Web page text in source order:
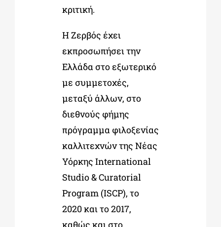
κριτική.
Η Ζερβός έχει
εκπροσωπήσει την
Ελλάδα στο εξωτερικό
με συμμετοχές,
μεταξύ άλλων, στο
διεθνούς φήμης
πρόγραμμα φιλοξενίας
καλλιτεχνών της Νέας
Υόρκης International
Studio & Curatorial
Program (ISCP), το
2020 και το 2017,
καθώς και στο